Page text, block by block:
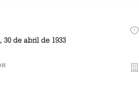
30 de abril de 1933